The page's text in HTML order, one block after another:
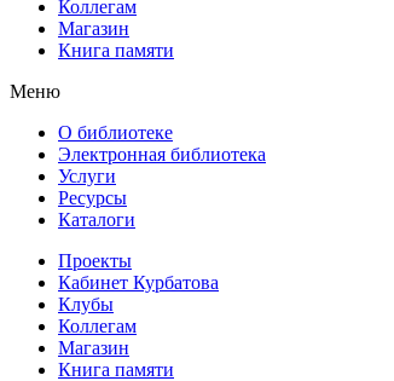
Коллегам
Магазин
Книга памяти
Меню
О библиотеке
Электронная библиотека
Услуги
Ресурсы
Каталоги
Проекты
Кабинет Курбатова
Клубы
Коллегам
Магазин
Книга памяти